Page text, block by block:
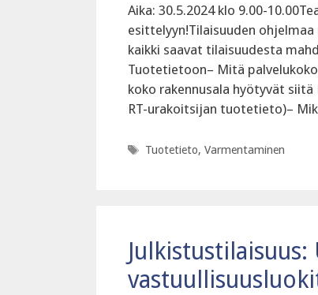
Aika: 30.5.2024 klo 9.00-
esittelyyn!Tilaisuuden
kaikki saavat tilaisuudesta
Tuotetietoon– Mitä
koko rakennusala hyötyvät
RT-urakoitsijan tuotetieto)–
Avainsanat
Tuotetieto, Varmentaminen